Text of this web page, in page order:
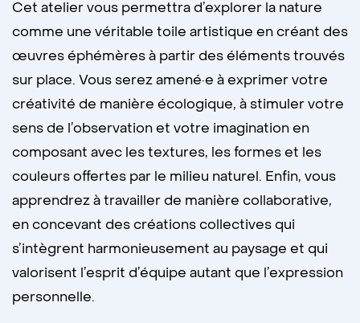
Cet atelier vous permettra d’explorer la nature
comme une véritable toile artistique en créant des
œuvres éphémères à partir des éléments trouvés
sur place. Vous serez amené·e à exprimer votre
créativité de manière écologique, à stimuler votre
sens de l’observation et votre imagination en
composant avec les textures, les formes et les
couleurs offertes par le milieu naturel. Enfin, vous
apprendrez à travailler de manière collaborative,
en concevant des créations collectives qui
s’intègrent harmonieusement au paysage et qui
valorisent l’esprit d’équipe autant que l’expression
personnelle.